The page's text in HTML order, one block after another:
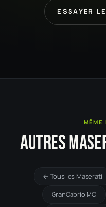
ESSAYER
MÊME
AUTRES
← Tous les Maserati
GranCabrio MC